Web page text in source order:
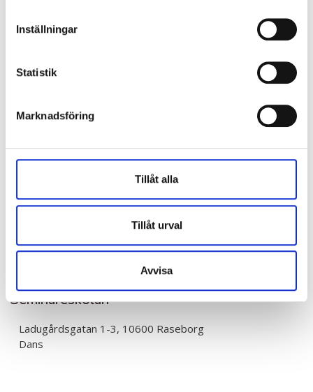
Inställningar
Statistik
Marknadsföring
Tillåt alla
Tillåt urval
Avvisa
Seminareskolan
Ladugårdsgatan 1-3, 10600 Raseborg
Dans